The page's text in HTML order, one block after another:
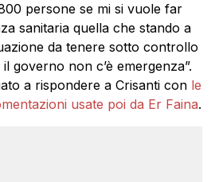
persone se mi si vuole far
sanitaria quella che stando a
da tenere sotto controllo
governo non c’è emergenza”.
a rispondere a Crisanti con le
usate poi da Er Faina.